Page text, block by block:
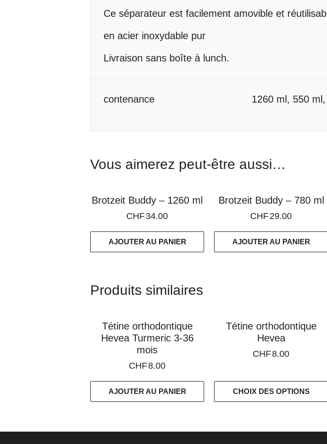
Ce séparateur est facilement amovible et
en acier inoxydable pur
Livraison sans boîte à lunch.
Informations
contenance 1260 ml, 550
Vous aimerez peut-être aussi…
Brotzeit Buddy – 1260 ml
CHF34.00
AJOUTER AU PANIER
Brotzeit Buddy – 780 ml
CHF29.00
AJOUTER AU PANIER
Produits similaires
Tétine orthodontique
Hevea Turmeric 3-36
mois
CHF8.00
AJOUTER AU PANIER
Tétine orthodontique
Hevea
CHF8.00
CHOIX DES OPTIONS